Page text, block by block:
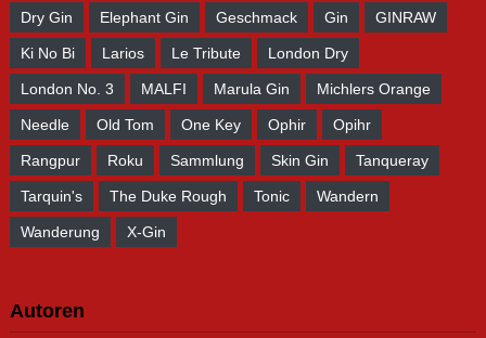
Dry Gin Elephant Gin Geschmack Gin GINRAW
Ki No Bi Larios Le Tribute London Dry
London No. 3 MALFI Marula Gin Michlers Orange
Needle Old Tom One Key Ophir Opihr
Rangpur Roku Sammlung Skin Gin Tanqueray
Tarquin's The Duke Rough Tonic Wandern
Wanderung X-Gin
Autoren